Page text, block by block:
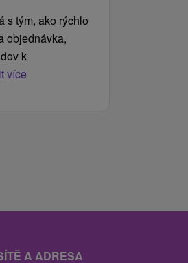
s tým, ako rýchlo
objednávka,
k
více
A ADRESA